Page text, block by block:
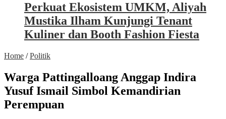
Perkuat Ekosistem UMKM, Aliyah
Mustika Ilham Kunjungi Tenant
Kuliner dan Booth Fashion Fiesta
Home /Politik
Warga Pattingalloang Anggap Indira
Yusuf Ismail Simbol Kemandirian
Perempuan